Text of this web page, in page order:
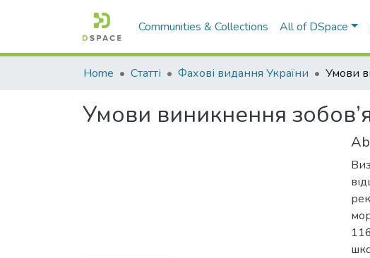
Communities & Collections All of DSpace
Home Статті Фахові видання України
Умови виникнення